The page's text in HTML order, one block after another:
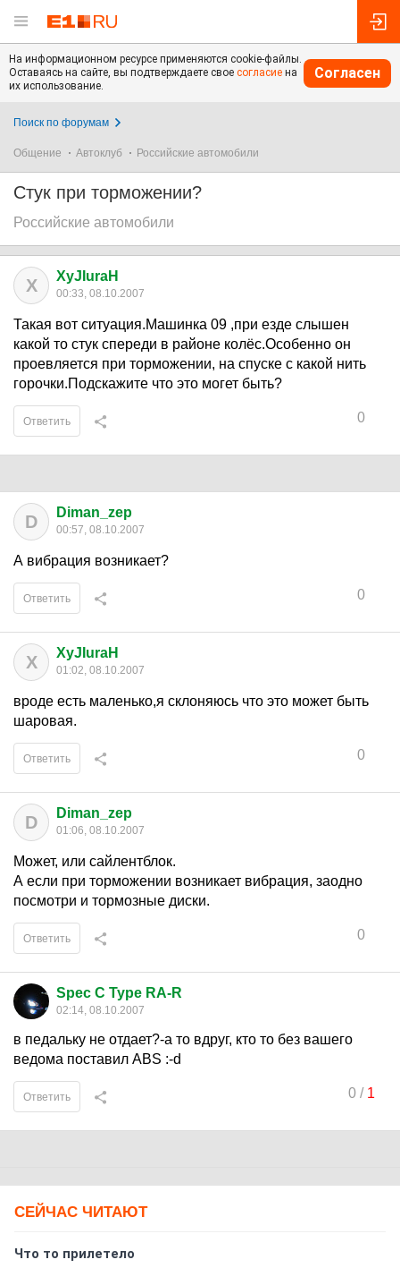
На информационном ресурсе применяются cookie-файлы.
Оставаясь на сайте, вы подтверждаете свое согласие на
их использование.
Согласен
Поиск по форумам
Общение Автоклуб Российские автомобили
Стук при торможении?
Российские автомобили
X XyJIuraH
00:33, 08.10.2007
Такая вот ситуация.Машинка 09 ,при езде слышен
какой то стук спереди в районе колёс.Особенно он
проевляется при торможении, на спуске с какой нить
горочки.Подскажите что это могет быть?
0
Ответить
D Diman_zep
00:57, 08.10.2007
А вибрация возникает?
0
Ответить
X XyJIuraH
01:02, 08.10.2007
вроде есть маленько,я склоняюсь что это может быть
шаровая.
0
Ответить
D Diman_zep
01:06, 08.10.2007
Может, или сайлентблок.
А если при торможении возникает вибрация, заодно
посмотри и тормозные диски.
0
Ответить
Spec C Type RA-R
02:14, 08.10.2007
в педальку не отдает?-а то вдруг, кто то без вашего
ведома поставил ABS :-d
0/ 1
Ответить
СЕЙЧАС ЧИТАЮТ
Что то прилетело